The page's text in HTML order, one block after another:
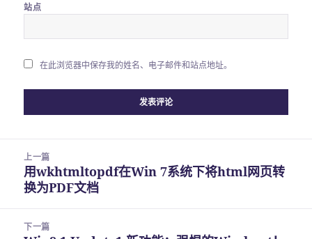
站点
在此浏览器中保存我的姓名、电子邮件和站点地址。
上一篇
上
篇
章：
用wkhtmltopdf在Win 7系统下将html网页转
换为PDF文档
下一篇